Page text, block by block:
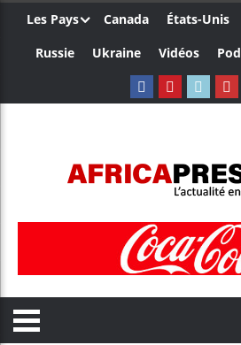
Les Pays Canada États-Unis
Russie
Ukraine Vidéos